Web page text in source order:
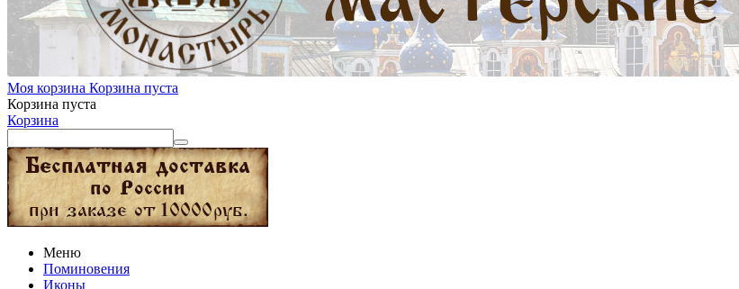
Моя корзина Корзина пуста
Корзина пуста
Корзина
Меню
Поминовения
Иконы